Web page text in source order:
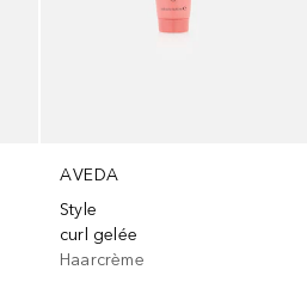
AVEDA
Style
curl gelée
Haarcrème